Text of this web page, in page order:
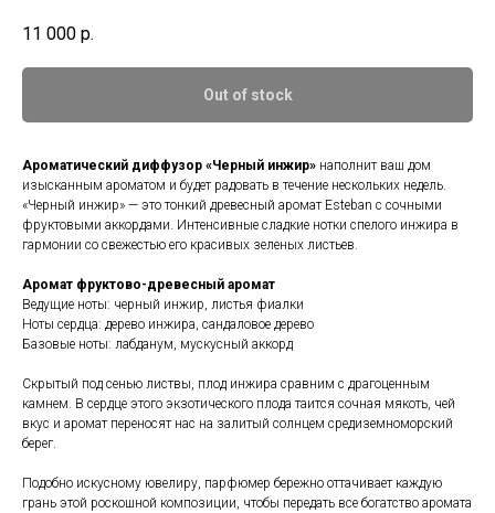
11 000 р.
Out of stock
Ароматический диффузор «Черный инжир» наполнит ваш дом
изысканным ароматом и будет радовать в течение нескольких недель.
«Черный инжир» — это тонкий древесный аромат Esteban с сочными
фруктовыми аккордами. Интенсивные сладкие нотки спелого инжира в
гармонии со свежестью его красивых зеленых листьев.
Аромат фруктово-древесный аромат
Ведущие ноты: черный инжир, листья фиалки
Ноты сердца: дерево инжира, сандаловое дерево
Базовые ноты: лабданум, мускусный аккорд
Скрытый под сенью листвы, плод инжира сравним с драгоценным
камнем. В сердце этого экзотического плода таится сочная мякоть, чей
вкус и аромат переносят нас на залитый солнцем средиземноморский
берег.
Подобно искусному ювелиру, парфюмер бережно оттачивает каждую
грань этой роскошной композиции, чтобы передать все богатство аромата